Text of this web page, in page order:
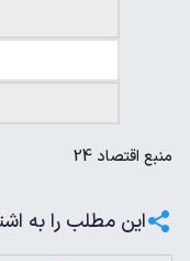
منبع اقتصاد 24
این مطلب را به